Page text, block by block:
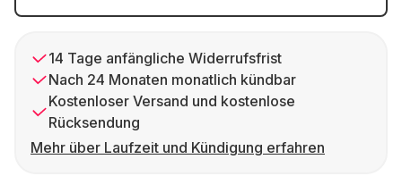
14 Tage anfängliche Widerrufsfrist
Nach 24 Monaten monatlich kündbar
Kostenloser Versand und kostenlose
Rücksendung
Mehr über Laufzeit und Kündigung erfahren